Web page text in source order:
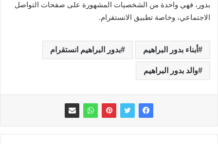
بدور، فهي واحدة من الشخصيات المشهورة على صفحات التواصل
الاجتماعي، وخاصة تطبيق الانستقرام.
أبناء بدور البراهيم بدور البراهيم انستقرام
والد بدور البراهيم